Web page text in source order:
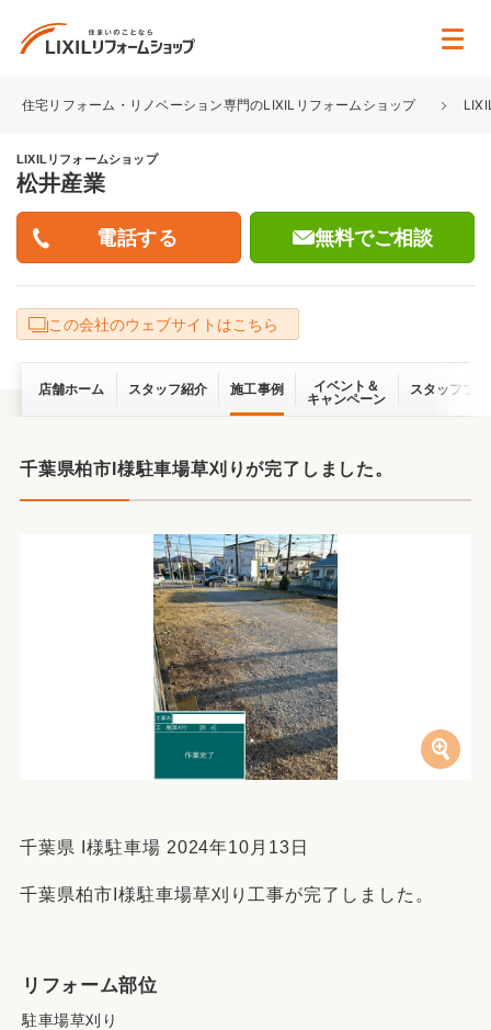
住宅リフォーム・リノベーション専門のLIXILリフォームショップ
LIXILリフォームショップ
松井産業
無料でご相談
この会社のウェブサイトはこちら
店舗ホーム スタッフ紹介 施工事例
イベント＆
キャンペーン
スタッフブ
千葉県柏市I様駐車場草刈りが完了しました。
千葉県 I様駐車場 2024年10月13日
千葉県柏市I様駐車場草刈り工事が完了しました。
リフォーム部位
駐車場草刈り